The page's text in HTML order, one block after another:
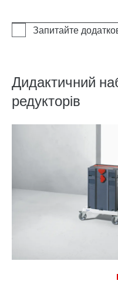
Дидактичний
редукторів